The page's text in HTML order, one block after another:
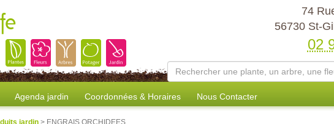
74
56730 St-
02
Agenda jardin Coordonnées & Horaires Nous Contacter
jardin > ENGRAIS ORCHIDEES